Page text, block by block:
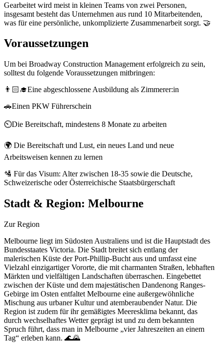
Gearbeitet wird meist in kleinen Teams von zwei Personen,
insgesamt besteht das Unternehmen aus rund 10 Mitarbeitenden,
was für eine persönliche, unkomplizierte Zusammenarbeit sorgt. 🤝
Voraussetzungen
Um bei Broadway Construction Management erfolgreich zu sein,
solltest du folgende Voraussetzungen mitbringen:
👨🏻‍🎓Eine abgeschlossene Ausbildung als Zimmerer:in
🚗Einen PKW Führerschein
⏲️Die Bereitschaft, mindestens 8 Monate zu arbeiten
🌍 Die Bereitschaft und Lust, ein neues Land und neue
Arbeitsweisen kennen zu lernen
🛂 Für das Visum: Alter zwischen 18-35 sowie die Deutsche,
Schweizerische oder Österreichische Staatsbürgerschaft
Stadt & Region: Melbourne
Zur Region
Melbourne liegt im Südosten Australiens und ist die Hauptstadt des
Bundesstaates Victoria. Die Stadt breitet sich entlang der
malerischen Küste der Port-Phillip-Bucht aus und umfasst eine
Vielzahl einzigartiger Vororte, die mit charmanten Straßen, lebhaften
Märkten und vielfältigen Landschaften überraschen. Eingebettet
zwischen der Küste und dem majestätischen Dandenong Ranges-
Gebirge im Osten entfaltet Melbourne eine außergewöhnliche
Mischung aus urbaner Kultur und atemberaubender Natur. Die
Region ist zudem für ihr gemäßigtes Meeresklima bekannt, das
durch wechselhaftes Wetter geprägt ist und zu dem bekannten
Spruch führt, dass man in Melbourne „vier Jahreszeiten an einem
Tag“ erleben kann. 🌊🌄